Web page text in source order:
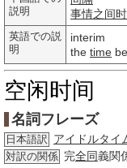
説明
事情之间
英語での説
明
interim
the time
空闲时间
名詞フレーズ
日本語訳 アイドルタイ
対訳の関係 完全同義関